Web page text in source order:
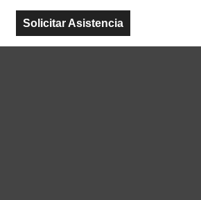
Solicitar Asistencia